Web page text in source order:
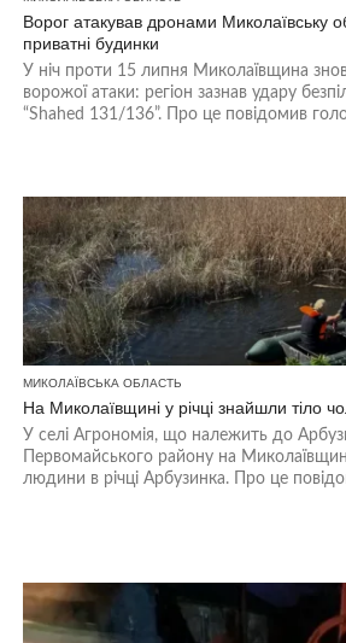
Ворог атакував дронами Миколаївську
приватні будинки
У ніч проти 15 липня Миколаївщина
ворожої атаки: регіон зазнав удару
“Shahed 131/136”. Про це повідомив
МИКОЛАЇВСЬКА ОБЛАСТЬ
На Миколаївщині у річці знайшли тіло
У селі Агрономія, що належить до
Первомайського району на
людини в річці Арбузинка. Про це